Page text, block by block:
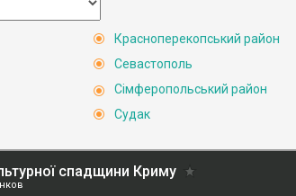
Красноперекопський район
Севастополь
Сімферопольський район
Судак